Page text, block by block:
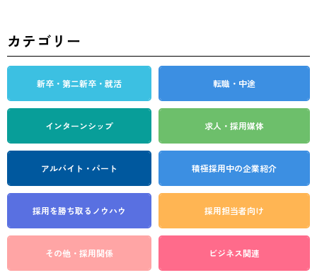
カテゴリー
新卒・第二新卒・就活 転職・中途
インターンシップ 求人・採用媒体
アルバイト・パート 積極採用中の企業紹介
採用を勝ち取る ノウハウ 採用担当者向け
その他・採用関係 ビジネス関連